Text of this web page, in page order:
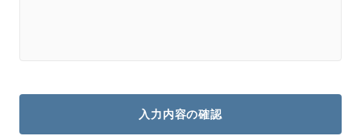
入力内容の確認